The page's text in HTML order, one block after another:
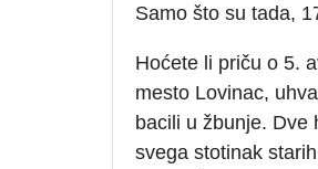
Samo što su tada,
Hoćete li priču o 5.
mesto Lovinac,
bacili u žbunje. Dve
svega stotinak